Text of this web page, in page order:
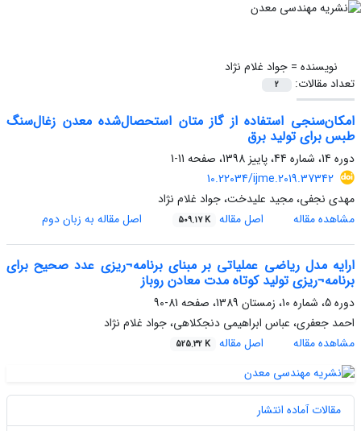
نویسنده =جواد غلام نژاد
تعداد مقالات:
2
امکان‌سنجی استفاده از گاز متان استحصال‌شده معدن زغال‌سنگ
طبس برای تولید برق
دوره 14، شماره 44، پاییز 1398، صفحه
11-1
10.22034/ijme.2019.37342
مهدی نجفی، مجید علیدخت، جواد غلام نژاد
مشاهده مقاله
اصل مقاله 509.17 K اصل مقاله به زبان دوم
ارایه مدل ریاضی عملیاتی بر مبنای برنامه¬ریزی عدد صحیح برای
برنامه¬ریزی تولید کوتاه مدت معادن روباز
دوره 5، شماره 10، زمستان 1389، صفحه
81-90
احمد جعفری، عباس ابراهیمی دنجکلاهی، جواد غلام نژاد
مشاهده مقاله
اصل مقاله 525.32 K
مقالات آماده انتشار